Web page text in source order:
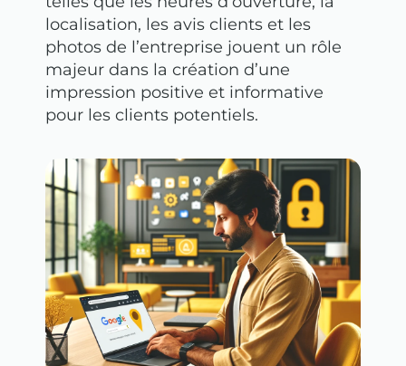
localisation, les avis clients et les
photos de l’entreprise jouent un rôle
majeur dans la création d’une
impression positive et informative
pour les clients potentiels.